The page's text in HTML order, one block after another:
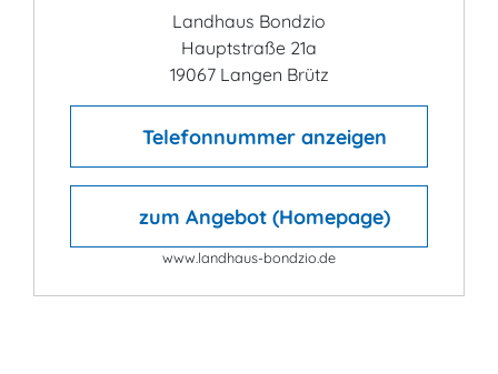
Landhaus Bondzio
Hauptstraße 21a
19067 Langen Brütz
Telefonnummer anzeigen
zum Angebot (Homepage)
www.landhaus-bondzio.de